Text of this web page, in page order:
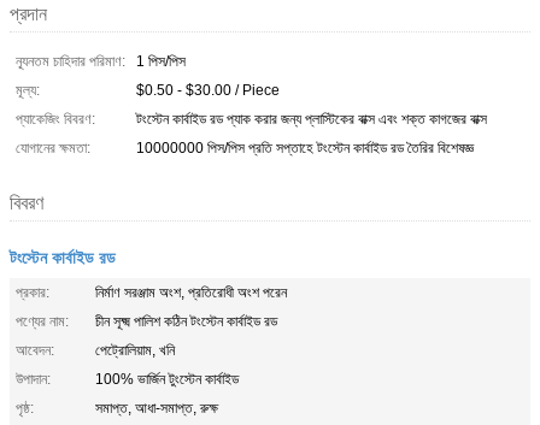
প্রদান
ন্যূনতম চাহিদার পরিমাণ:
1 পিস/পিস
মূল্য:
$0.50 - $30.00 / Piece
প্যাকেজিং বিবরণ:
টংস্টেন কার্বাইড রড প্যাক করার জন্য প্লাস্টিকের বাক্স এবং শক্ত কাগজের বাক্স
যোগানের ক্ষমতা:
10000000 পিস/পিস প্রতি সপ্তাহে টংস্টেন কার্বাইড রড তৈরির বিশেষজ্ঞ
বিবরণ
টংস্টেন কার্বাইড রড
প্রকার:
নির্মাণ সরঞ্জাম অংশ, প্রতিরোধী অংশ পরেন
পণ্যের নাম:
চীন সূক্ষ্ম পালিশ কঠিন টংস্টেন কার্বাইড রড
আবেদন:
পেট্রোলিয়াম, খনি
উপাদান:
100% ভার্জিন টুংস্টেন কার্বাইড
পৃষ্ঠ:
সমাপ্ত, আধা-সমাপ্ত, রুক্ষ